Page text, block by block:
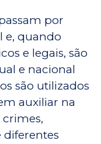
por
e, quando
e legais, são
e nacional
são utilizados
auxiliar na
diferentes